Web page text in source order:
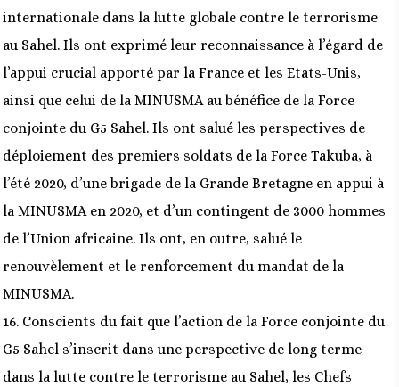
internationale dans la lutte globale contre le terrorisme
au Sahel. Ils ont exprimé leur reconnaissance à l’égard de
l’appui crucial apporté par la France et les Etats-Unis,
ainsi que celui de la MINUSMA au bénéfice de la Force
conjointe du G5 Sahel. Ils ont salué les perspectives de
déploiement des premiers soldats de la Force Takuba, à
l’été 2020, d’une brigade de la Grande Bretagne en appui à
la MINUSMA en 2020, et d’un contingent de 3000 hommes
de l’Union africaine. Ils ont, en outre, salué le
renouvèlement et le renforcement du mandat de la
MINUSMA.
16. Conscients du fait que l’action de la Force conjointe du
G5 Sahel s’inscrit dans une perspective de long terme
dans la lutte contre le terrorisme au Sahel, les Chefs